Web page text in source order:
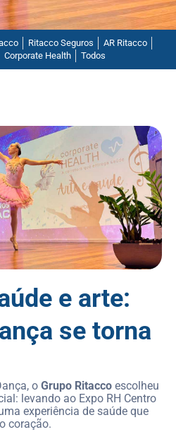
Ritacco Seguros
AR Ritacco
Corporate Health
Todos
e arte:
se torna
o Grupo Ritacco escolheu
levando ao Expo RH Centro
experiência de saúde que
coração.